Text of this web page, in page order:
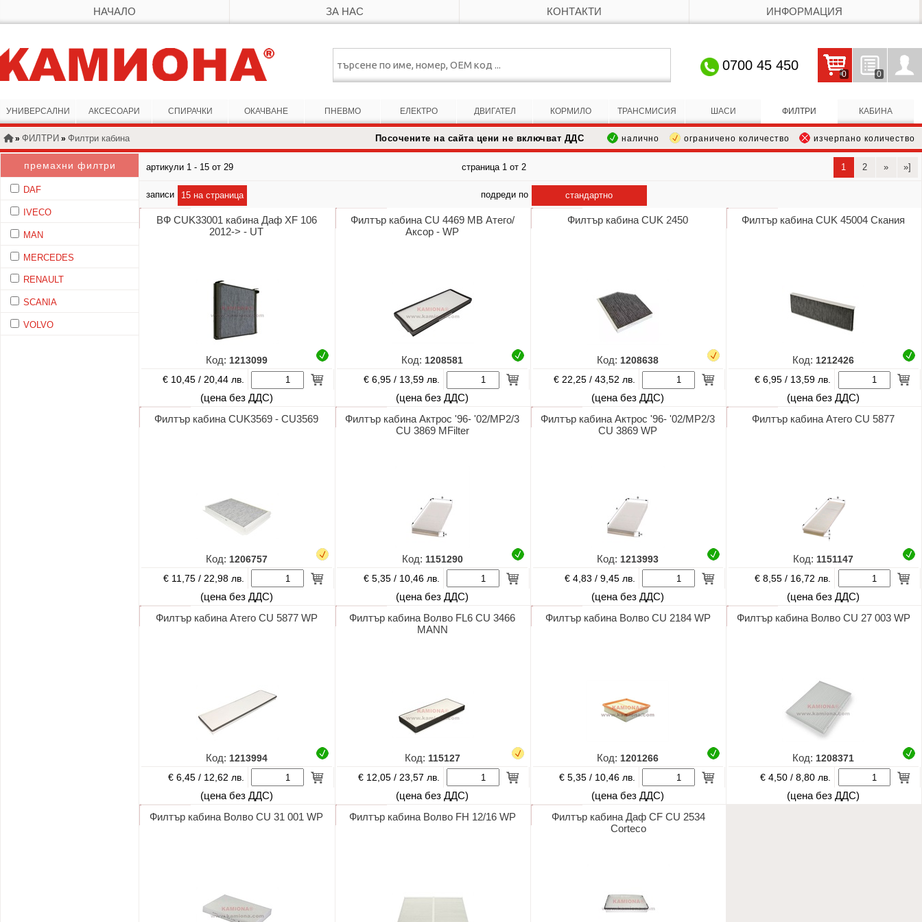
НАЧАЛО ЗА НАС КОНТАКТИ ИНФОРМАЦИЯ
0
0
Кошницата е празна
0700 45 450
УНИВЕРСАЛНИ АКСЕСОАРИ СПИРАЧКИ ОКАЧВАНЕ ПНЕВМО ЕЛЕКТРО ДВИГАТЕЛ КОРМИЛО ТРАНСМИСИЯ ШАСИ ФИЛТРИ КАБИНА
» ФИЛТРИ » Филтри кабина изчерпано количество
ограничено количество
налично
Посочените на сайта цени не включват ДДС
премахни филтри
DAF
IVECO
MAN
MERCEDES
RENAULT
SCANIA
VOLVO
артикули 1 - 15 от 29 страница 1 от 2 1 2 » »]
записи 15 на страница подреди по стандартно
ВФ CUK33001 кабина Даф XF 106
2012-> - UT
Код: 1213099
€ 10,45 / 20,44 лв.
(цена без ДДС)
Филтър кабина CU 4469 МВ Атего/
Аксор - WP
Код:1208581
€ 6,95 / 13,59 лв.
(цена без ДДС)
Филтър кабина CUK 2450
Код:1208638
€ 22,25 /43,52 лв.
(цена без ДДС)
Филтър кабина CUK 45004 Скания
Код:1212426
€ 6,95 / 13,59 лв.
(цена без ДДС)
Филтър кабина CUK3569 - CU3569
Код: 1206757
€ 11,75 / 22,98 лв.
(цена без ДДС)
Филтър кабина Актрос '96- '02/MP2/3
CU 3869 MFilter
Код: 1151290
€ 5,35 / 10,46 лв.
(цена без ДДС)
Филтър кабина Актрос '96- '02/MP2/3
CU 3869 WP
Код: 1213993
€ 4,83 /9,45 лв.
(цена без ДДС)
Филтър кабина Атего CU 5877
Код: 1151147
€ 8,55 / 16,72 лв.
(цена без ДДС)
Филтър кабина Атего CU 5877 WP
Код: 1213994
€ 6,45 / 12,62 лв.
(цена без ДДС)
Филтър кабина Волво FL6 CU 3466
MANN
Код: 115127
€ 12,05 / 23,57 лв.
(цена без ДДС)
Филтър кабина Волво CU 2184 WP
Код: 1201266
€ 5,35 / 10,46 лв.
(цена без ДДС)
Филтър кабина Волво CU 27 003 WP
Код: 1208371
€ 4,50 /8,80 лв.
(цена без ДДС)
Филтър кабина Волво CU 31 001 WP
Филтър кабина Волво FH 12/16 WP
Филтър кабина Даф CF CU 2534
Corteco